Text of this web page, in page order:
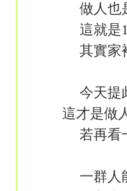
做人也
這就是
其實家
今天提
這才是做
若再看
一群人